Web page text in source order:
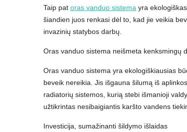
Taip pat oras vanduo sistema yra
šiandien juos renkasi dėl to, kad jie veikia
invazinių statybos darbų.
Oras vanduo sistema neišmeta kenksmingų
Oras vanduo sistema yra ekologiškiausias
beveik nereikia. Jis išgauna šilumą iš
radiatorių sistemos, kurią stebi išmanioji
užtikrintas nesibaigiantis karšto vandens
Investicija, sumažinanti šildymo išlaidas